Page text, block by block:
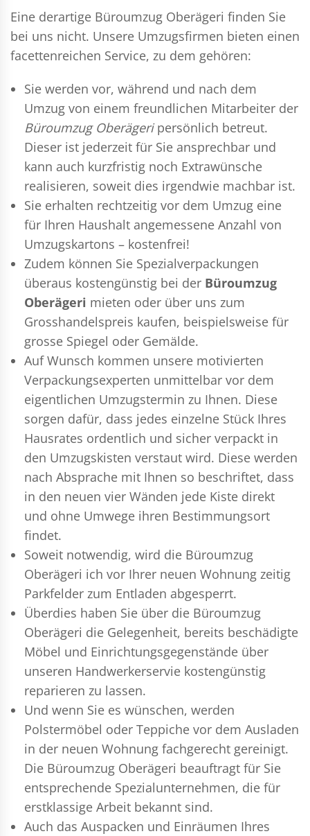
Eine derartige Büroumzug Oberägeri finden Sie
bei uns nicht. Unsere Umzugsfirmen bieten einen
facettenreichen Service, zu dem gehören:
Sie werden vor, während und nach dem
Umzug von einem freundlichen Mitarbeiter der
Büroumzug Oberägeripersönlich betreut.
Dieser ist jederzeit für Sie ansprechbar und
kann auch kurzfristig noch Extrawünsche
realisieren, soweit dies irgendwie machbar ist.
Sie erhalten rechtzeitig vor dem Umzug eine
für Ihren Haushalt angemessene Anzahl von
Umzugskartons – kostenfrei!
Zudem können Sie Spezialverpackungen
überaus kostengünstig bei der Büroumzug
Oberägeri mieten oder über uns zum
Grosshandelspreis kaufen, beispielsweise für
grosse Spiegel oder Gemälde.
Auf Wunsch kommen unsere motivierten
Verpackungsexperten unmittelbar vor dem
eigentlichen Umzugstermin zu Ihnen. Diese
sorgen dafür, dass jedes einzelne Stück Ihres
Hausrates ordentlich und sicher verpackt in
den Umzugskisten verstaut wird. Diese werden
nach Absprache mit Ihnen so beschriftet, dass
in den neuen vier Wänden jede Kiste direkt
und ohne Umwege ihren Bestimmungsort
findet.
Soweit notwendig, wird die Büroumzug
Oberägeri ich vor Ihrer neuen Wohnung zeitig
Parkfelder zum Entladen abgesperrt.
Überdies haben Sie über die Büroumzug
Oberägeri die Gelegenheit, bereits beschädigte
Möbel und Einrichtungsgegenstände über
unseren Handwerkerservie kostengünstig
reparieren zu lassen.
Und wenn Sie es wünschen, werden
Polstermöbel oder Teppiche vor dem Ausladen
in der neuen Wohnung fachgerecht gereinigt.
Die Büroumzug Oberägeri beauftragt für Sie
entsprechende Spezialunternehmen, die für
erstklassige Arbeit bekannt sind.
Auch das Auspacken und Einräumen Ihres